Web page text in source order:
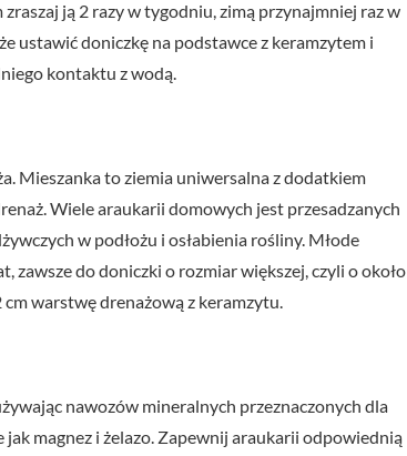
ją 2 razy w tygodniu, zimą przynajmniej raz w
ustawić doniczkę na podstawce z keramzytem i
kontaktu z wodą.
Mieszanka to ziemia uniwersalna z dodatkiem
Wiele araukarii domowych jest przesadzanych
w podłożu i osłabienia rośliny. Młode
zawsze do doniczki o rozmiar większej, czyli o około
warstwę drenażową z keramzytu.
nawozów mineralnych przeznaczonych dla
magnez i żelazo. Zapewnij araukarii odpowiednią